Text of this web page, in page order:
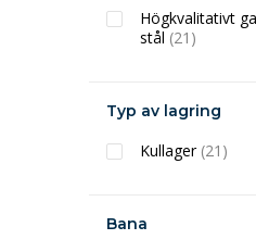
Högkvalitativt
stål (21)
Typ av lagring
Kullager (21)
Bana